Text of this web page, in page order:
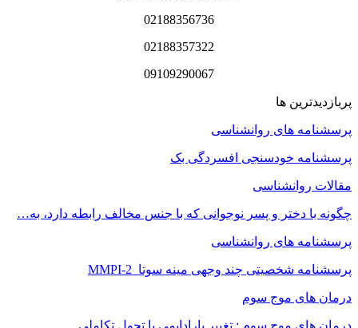
02188356736
02188357322
09109290067
پربازدیدترین ها
پرسشنامه های روانشناسی
پرسشنامه خودسنجی افسردگی بک
مقالات روانشناسی
چگونه با دختر و پسر نوجوانی که با جنس مخالف رابطه دارد، به…
پرسشنامه های روانشناسی
پرسشنامه شخصیتی چند وجهی مینه سوتا MMPI-2
درمان های موج سوم
درمان های موج سوم : تغییر پارادایمی یا تحول تکاملی